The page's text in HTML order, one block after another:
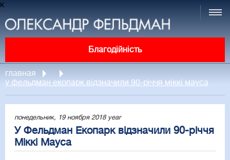
к
Благодійність
главная
у фельдман екопарк відзначили 90-річчя міккі мауса
понедельник, 19 ноября 2018 year
У Фельдман Екопарк відзначили 90-річчя
Міккі Мауса